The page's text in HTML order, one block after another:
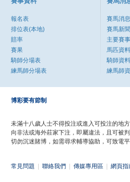
報名表
排位表(本地)
賠率
賽果
騎師分場表
練馬師分場表
賽馬消息
賽馬新
主要賽事
馬匹資料
騎師資料
練馬師
博彩要有節制
未滿十八歲人士不得投注或進入可投注的地方
向非法或海外莊家下注，即屬違法，且可被判
切勿沉迷賭博，如需尋求輔導協助，可致電
常見問題 聯絡我們 傳媒專用區 網頁指